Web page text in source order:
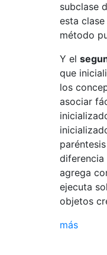
subclase
esta
método
Y el
que
los
asociar
diferencia
agrega
ejecuta
objetos
más